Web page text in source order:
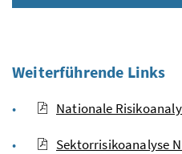
Weiterführende Links
Nationale
Sektorrisikoanalyse